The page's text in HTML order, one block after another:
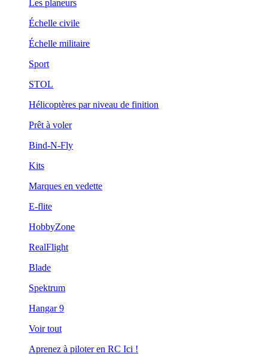
Les planeurs
Échelle civile
Échelle militaire
Sport
STOL
Hélicoptères par niveau de finition
Prêt à voler
Bind-N-Fly
Kits
Marques en vedette
E-flite
HobbyZone
RealFlight
Blade
Spektrum
Hangar 9
Voir tout
Aprenez à piloter en RC Ici !